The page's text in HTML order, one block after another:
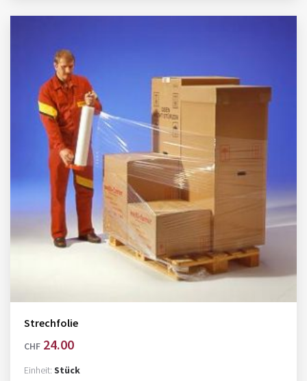
Strechfolie
CHF 24.00
Einheit: Stück